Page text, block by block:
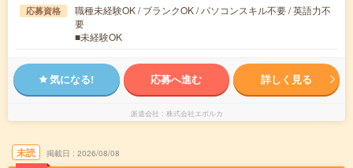
応募資格
職種未経験OK / ブランクOK / パソコンスキル不要 / 英語力不
要
■未経験OK
気になる! 応募へ進む 詳しく見る
派遣会社 株式会社エボルカ
未読 掲載日 2026/08/08